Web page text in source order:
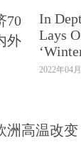
70
外
In
Lays
2022年04
洲高温改变